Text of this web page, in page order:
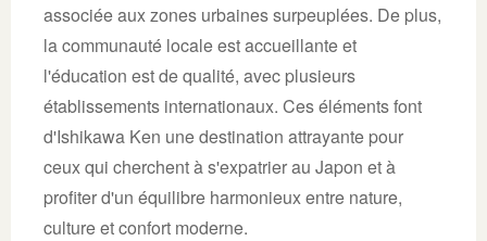
associée aux zones urbaines surpeuplées. De plus,
la communauté locale est accueillante et
l'éducation est de qualité, avec plusieurs
établissements internationaux. Ces éléments font
d'Ishikawa Ken une destination attrayante pour
ceux qui cherchent à s'expatrier au Japon et à
profiter d'un équilibre harmonieux entre nature,
culture et confort moderne.